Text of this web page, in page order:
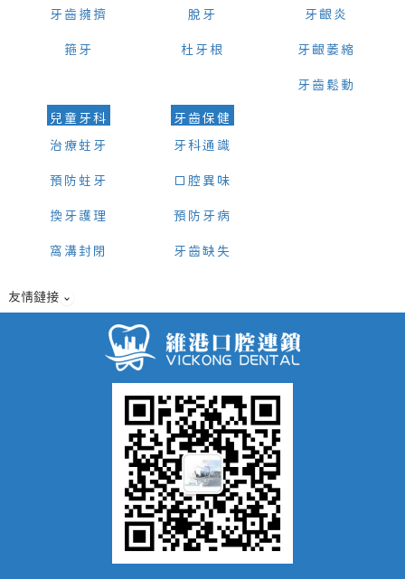
牙齒擁擠
箍牙
脫牙
杜牙根
牙齦炎
牙齦萎縮
牙齒鬆動
兒童牙科
治療蛀牙
預防蛀牙
換牙護理
窩溝封閉
牙齒保健
牙科通識
口腔異味
預防牙病
牙齒缺失
友情鏈接